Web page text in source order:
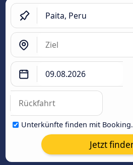
Unterkünfte finden mit
Jetzt